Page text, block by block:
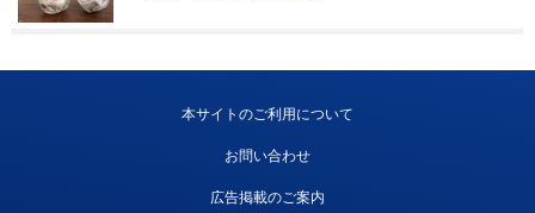
本サイトのご利用について
お問い合わせ
広告掲載のご案内